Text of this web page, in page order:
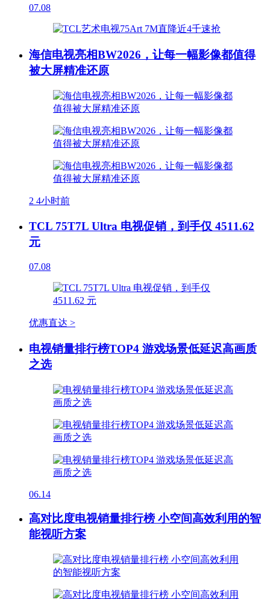
07.08
海信电视亮相BW2026，让每一幅影像都值得
被大屏精准还原
2 4小时前
TCL 75T7L Ultra 电视促销，到手仅 4511.62
元
07.08
优惠直达 >
电视销量排行榜TOP4 游戏场景低延迟高画质
之选
06.14
高对比度电视销量排行榜 小空间高效利用的智
能视听方案